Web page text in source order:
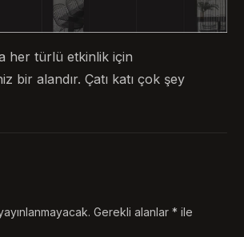
her türlü etkinlik için
bir alandır. Çatı katı çok şey
Gerekli alanlar* ile